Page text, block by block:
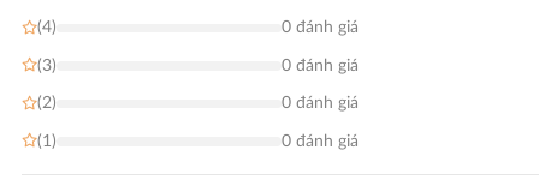
(4) 0 đánh giá
(3) 0 đánh giá
(2) 0 đánh giá
(1) 0 đánh giá